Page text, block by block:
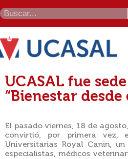
UCASAL fue
“Bienestar
El pasado viernes, 18 de
convirtió, por primera vez,
Universitarias Royal Canin,
especialistas, médicos